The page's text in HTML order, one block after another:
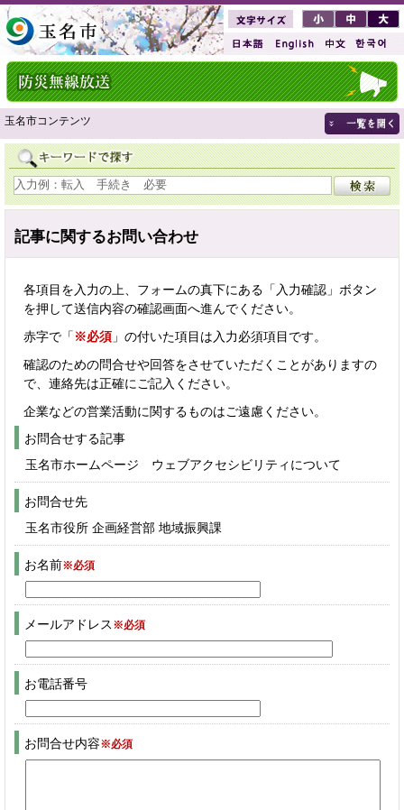
玉名市コンテンツ
記事に関するお問い合わせ
各項目を入力の上、フォームの真下にある「入力確認」ボタン
を押して送信内容の確認画面へ進んでください。
赤字で「 ※必須 」の付いた項目は入力必須項目です。
確認のための問合せや回答をさせていただくことがありますの
で、連絡先は正確にご記入ください。
企業などの営業活動に関するものはご遠慮ください。
お問合せする記事
玉名市ホームページ ウェブアクセシビリティについて
お問合せ先
玉名市役所 企画経営部 地域振興課
お名前※必須
メールアドレス ※必須
お電話番号
お問合せ内容※必須